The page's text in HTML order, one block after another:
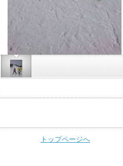
トップページへ